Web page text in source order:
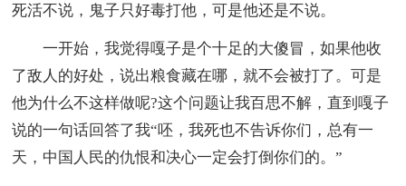
死活不说，鬼子只好毒打他，可是他还是不说。
一开始，我觉得嘎子是个十足的大傻冒，如果他收
了敌人的好处，说出粮食藏在哪，就不会被打了。可是
他为什么不这样做呢?这个问题让我百思不解，直到嘎子
说的一句话回答了我“呸，我死也不告诉你们，总有一
天，中国人民的仇恨和决心一定会打倒你们的。”